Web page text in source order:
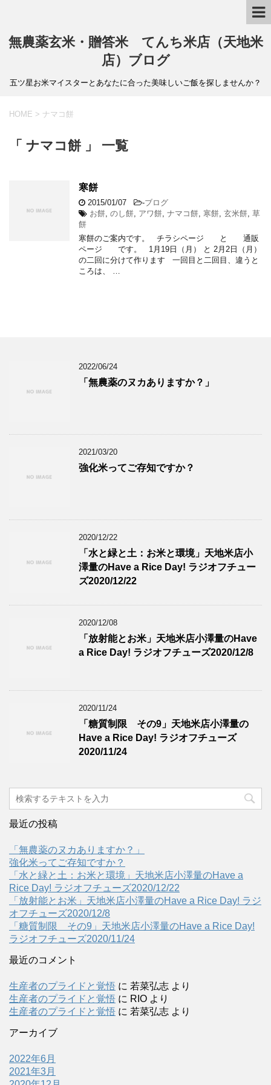
無農薬玄米・贈答米 てんち米店（天地米
店）ブログ
五ツ星お米マイスターとあなたに合った美味しいご飯を探しませんか？
HOME > ナマコ餅
「 ナマコ餅 」 一覧
寒餅
2015/01/07 -ブログ
お餅 のし餅 アワ餅 ナマコ餅 寒餅 玄米餅 草
餅
寒餅のご案内です。 チラシページ と 通販
ページ です。 1月19日（月） と 2月2日（月）
の二回に分けて作ります 一回目と二回目、違うと
ころは、 …
2022/06/24
「無農薬のヌカありますか？」
2021/03/20
強化米ってご存知ですか？
2020/12/22
「水と緑と土：お米と環境」天地米店小
澤量のHave a Rice Day! ラジオフチュー
ズ2020/12/22
2020/12/08
「放射能とお米」天地米店小澤量のHave
a Rice Day! ラジオフチューズ2020/12/8
2020/11/24
「糖質制限 その9」天地米店小澤量の
Have a Rice Day! ラジオフチューズ
2020/11/24
最近の投稿
「無農薬のヌカありますか？」
強化米ってご存知ですか？
「水と緑と土：お米と環境」天地米店小澤量のHave a
Rice Day! ラジオフチューズ2020/12/22
「放射能とお米」天地米店小澤量のHave a Rice Day! ラジ
オフチューズ2020/12/8
「糖質制限 その9」天地米店小澤量のHave a Rice Day!
ラジオフチューズ2020/11/24
最近のコメント
生産者のプライドと覚悟 に 若菜弘志 より
生産者のプライドと覚悟 に RIO より
生産者のプライドと覚悟 に 若菜弘志 より
アーカイブ
2022年6月
2021年3月